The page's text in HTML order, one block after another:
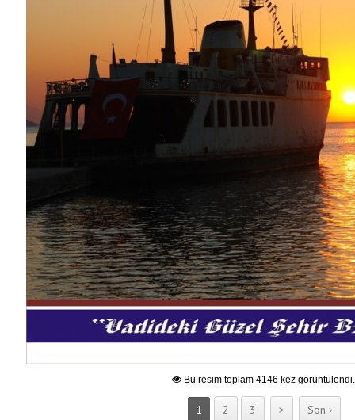
Bu resim toplam 4146 kez görüntülendi.
1 2 3 > Son ›